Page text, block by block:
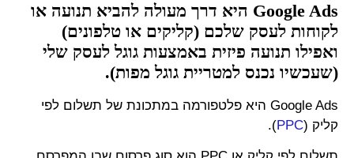
Google Ads היא דרך מעולה להביא תנועה או
לקוחות לעסק שלכם (קליקים או טלפונים)
ואפילו תנועה פיזית באמצעות גוגל לעסק שלי
(שעכשיו נכנס למטריית גוגל מפות).
Google Ads היא פלטפורמה במתכונת של תשלום לפי
קליק (PPC
).